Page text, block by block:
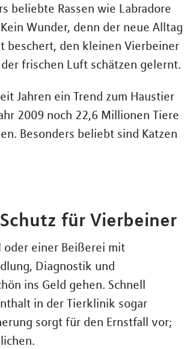
beliebte Rassen wie Labradore
Wunder, denn der neue Alltag
beschert, den kleinen Vierbeiner
frischen Luft schätzen gelernt.
Jahren ein Trend zum Haustier
2009 noch 22,6 Millionen Tiere
Besonders beliebt sind Katzen
für Vierbeiner
oder einer Beißerei mit
Diagnostik und
ins Geld gehen. Schnell
in der Tierklinik sogar
sorgt für den Ernstfall vor;